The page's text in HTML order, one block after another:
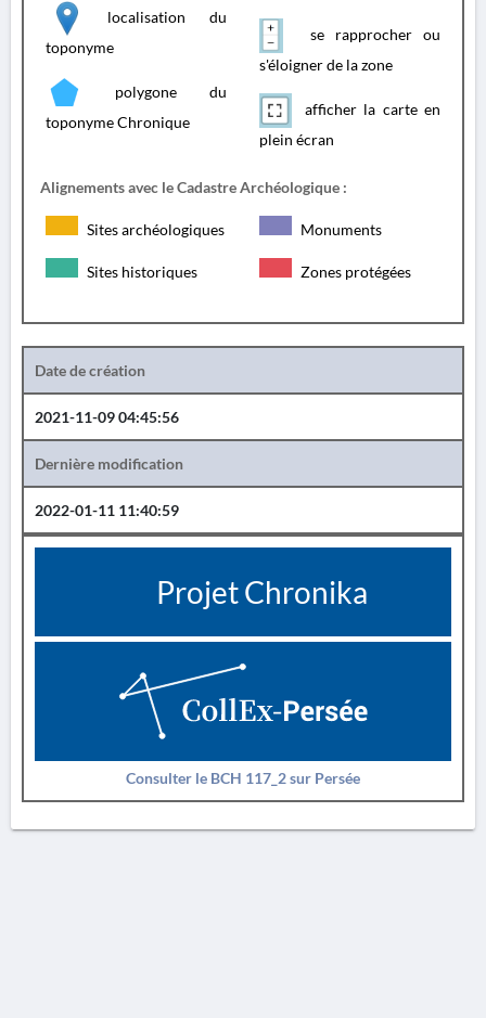
localisation du
toponyme
polygone du
toponyme Chronique
se rapprocher ou
s'éloigner de la zone
afficher la carte en
plein écran
Alignements avec le Cadastre Archéologique :
Sites archéologiques Monuments
Sites historiques Zones protégées
Date de création
2021-11-09 04:45:56
Dernière modification
2022-01-11 11:40:59
Projet Chronika
Consulter le BCH 117_2 sur Persée